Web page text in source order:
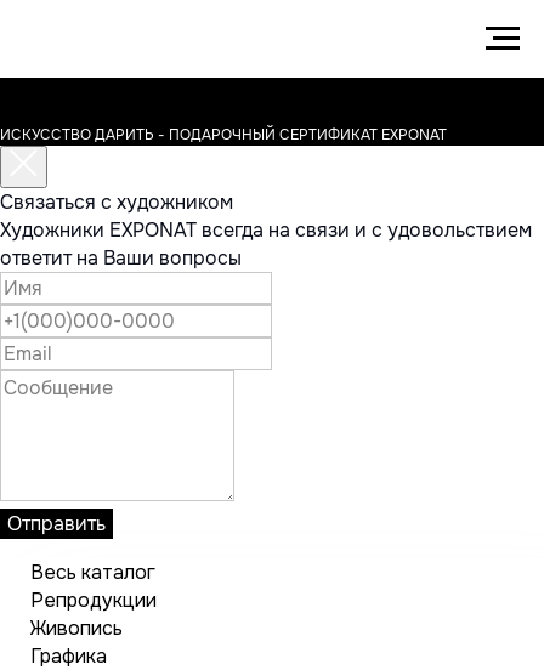
ИСКУССТВО ДАРИТЬ - ПОДАРОЧНЫЙ СЕРТИФИКАТ EXPONAT
Связаться с художником
Художники EXPONAT всегда на связи и с удовольствием
ответит на Ваши вопросы
Отправить
Весь каталог
Репродукции
Живопись
Графика